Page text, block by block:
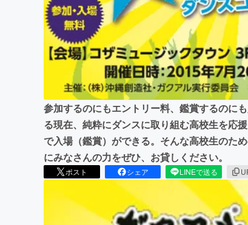
参加するのにもエントリー料、鑑賞するのに
る現在、純粋にダンスに取り組む高校生を応
で入場（鑑賞）ができる。そんな高校生のた
にみなさんの力をぜひ、お貸しください。
ポスト シェア LINEで送る